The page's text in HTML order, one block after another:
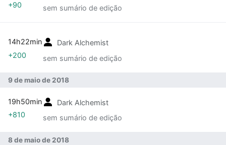
sem sumário de edição
+90
Dark Alchemist
sem sumário de edição
14h22min
+200
9 de maio de 2018
Dark Alchemist
sem sumário de edição
19h50min
+810
8 de maio de 2018